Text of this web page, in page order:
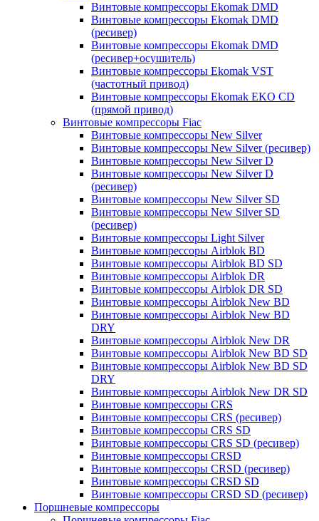
Винтовые компрессоры Ekomak DMD
Винтовые компрессоры Ekomak DMD
(ресивер)
Винтовые компрессоры Ekomak DMD
(ресивер+осушитель)
Винтовые компрессоры Ekomak VST
(частотный привод)
Винтовые компрессоры Ekomak EKO CD
(прямой привод)
Винтовые компрессоры Fiac
Винтовые компрессоры New Silver
Винтовые компрессоры New Silver (ресивер)
Винтовые компрессоры New Silver D
Винтовые компрессоры New Silver D
(ресивер)
Винтовые компрессоры New Silver SD
Винтовые компрессоры New Silver SD
(ресивер)
Винтовые компрессоры Light Silver
Винтовые компрессоры Airblok BD
Винтовые компрессоры Airblok BD SD
Винтовые компрессоры Airblok DR
Винтовые компрессоры Airblok DR SD
Винтовые компрессоры Airblok New BD
Винтовые компрессоры Airblok New BD
DRY
Винтовые компрессоры Airblok New DR
Винтовые компрессоры Airblok New BD SD
Винтовые компрессоры Airblok New BD SD
DRY
Винтовые компрессоры Airblok New DR SD
Винтовые компрессоры CRS
Винтовые компрессоры CRS (ресивер)
Винтовые компрессоры CRS SD
Винтовые компрессоры CRS SD (ресивер)
Винтовые компрессоры CRSD
Винтовые компрессоры CRSD (ресивер)
Винтовые компрессоры CRSD SD
Винтовые компрессоры CRSD SD (ресивер)
Поршневые компрессоры